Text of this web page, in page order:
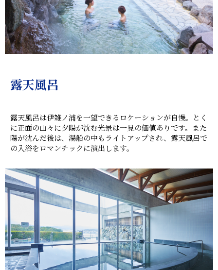
露天風呂
露天風呂は伊雑ノ浦を一望できるロケーションが自慢。とく
に正面の山々に夕陽が沈む光景は一見の価値ありです。また
陽が沈んだ後は、湯船の中もライトアップされ、露天風呂で
の入浴をロマンチックに演出します。